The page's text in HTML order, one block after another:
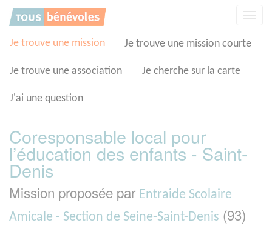
Je trouve une mission Je trouve une mission courte
Je trouve une association Je cherche sur la carte
J'ai une question
Coresponsable local pour
l’éducation des enfants - Saint-
Denis
Mission proposée par Entraide Scolaire
Amicale - Section de Seine-Saint-Denis (93)
Panneau de gestion des cookies